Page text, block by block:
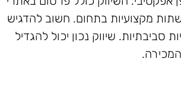
מקצועיות בתחום. חשוב להדגיש
סביבתיות. שיווק נכון יכול להגדיל